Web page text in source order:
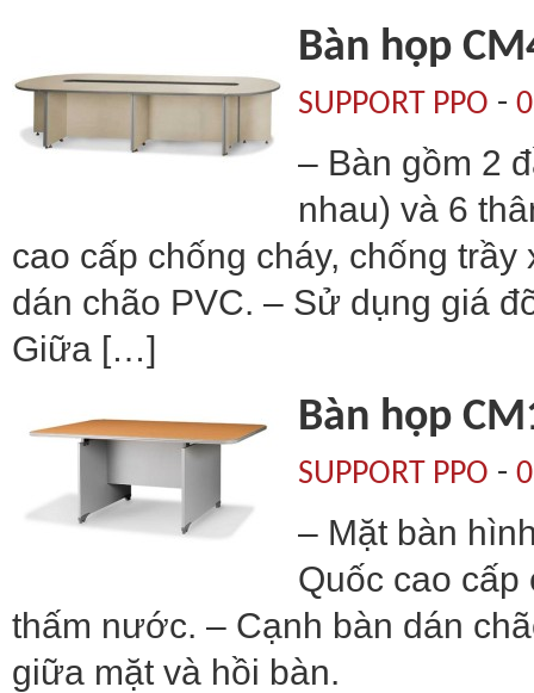
Bàn họp
SUPPORT PPO -
– Bàn gồm 2
nhau) và 6
cao cấp chống cháy, chống
dán chão PVC. – Sử dụng giá
Giữa […]
Bàn họp
SUPPORT PPO -
– Mặt bàn
Quốc cao
thấm nước. – Cạnh bàn dán
giữa mặt và hồi bàn.